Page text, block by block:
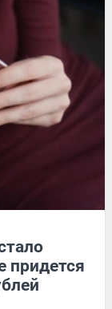
придется